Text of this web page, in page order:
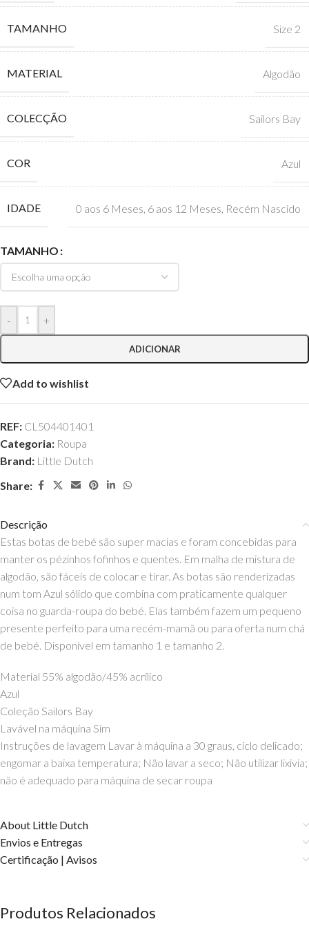
TAMANHO Size 2
MATERIAL Algodão
COLECÇÃO Sailors Bay
COR Azul
IDADE 0 aos 6 Meses 6 aos 12 Meses Recém Nascido
TAMANHO
- +
ADICIONAR
Add to wishlist
REF: CL504401401
Categoria: Roupa
Brand: Little Dutch
Share:
Descrição
Estas botas de bebé são super macias e foram concebidas para
manter os pézinhos fofinhos e quentes. Em malha de mistura de
algodão, são fáceis de colocar e tirar. As botas são renderizadas
num tom Azul sólido que combina com praticamente qualquer
coisa no guarda-roupa do bebé. Elas também fazem um pequeno
presente perfeito para uma recém-mamã ou para oferta num chá
de bebé. Disponível em tamanho 1 e tamanho 2.
Material 55% algodão/45% acrílico
Azul
Coleção Sailors Bay
Lavável na máquina Sim
Instruções de lavagem Lavar à máquina a 30 graus, ciclo delicado;
engomar a baixa temperatura; Não lavar a seco; Não utilizar lixivia;
não é adequado para máquina de secar roupa
About Little Dutch
Envios e Entregas
Certificação | Avisos
Produtos Relacionados